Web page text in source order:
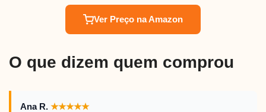
Ver Preço na Amazon
O que dizem quem comprou
Ana R. ★★★★★